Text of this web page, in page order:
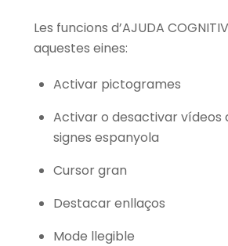
Les funcions d’AJUDA
aquestes eines:
Activar pictogrames
Activar o desactivar vídeos
signes espanyola
Cursor gran
Destacar enllaços
Mode llegible